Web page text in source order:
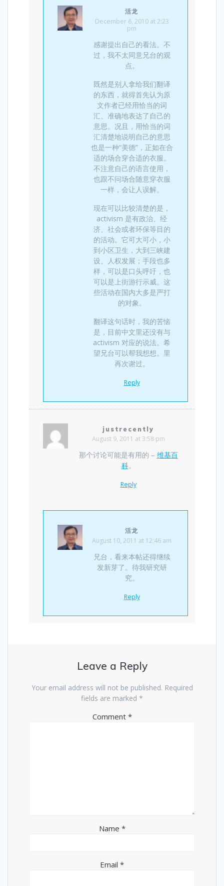
活龙
December 6, 2010 at 2:23
pm
感谢提出自己的看法。不
过，我不太同意兄台的观
点。
既然是别人拿给我们翻译
的东西，就得首先认为原
文作者已经用恰当的词
汇、准确地表达了自己的
意思。况且，用恰当的词
汇清楚地说明自己的意思
也是一种“美德”，正如在合
适的场合穿合适的衣服。
不注意自己的语言使用，
也跟不问场合随意穿衣服
一样，会让人误解。
现在可以比较清楚的是，
activism 是有政治、经
济、社会或者环保等目的
的活动。它可大可小，小
到小区卫生，大到三峡建
设、人权发展；手段也多
样，可以是口头呼吁，也
可以是上街游行示威。这
些活动在国内大多是严打
的对象。
翻译这句话时，我的苦恼
是，目前中文里还没有与
activism 对应的说法。希
望兄台可以帮我想想。里
再次谢过。
Reply
justrecently
August 9, 2011 at 3:58 pm
那个讨论可能是有用的 – 维基百
科。
Reply
活龙
August 10, 2011 at 12:46 am
兄台，看来本帖还得继续
发新芽了。待我研究研
究。
Reply
Leave a Reply
Your email address will not be published. Required
fields are marked *
Comment *
Name *
Email *